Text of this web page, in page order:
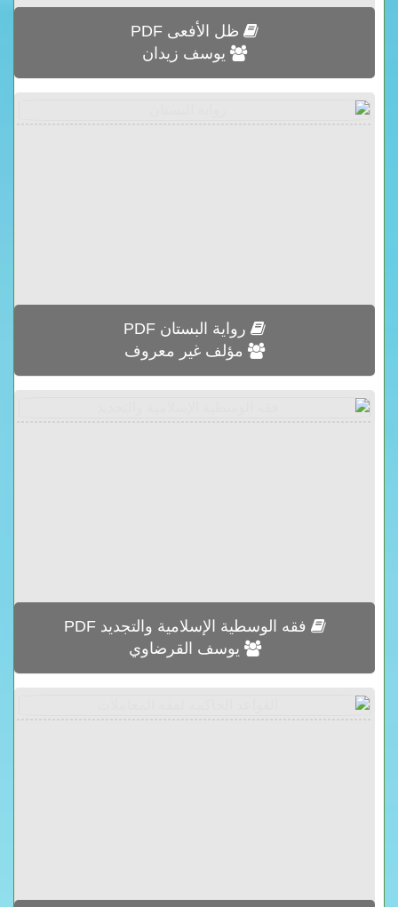
ظل الأفعى PDF
يوسف زيدان
رواية البستان PDF
مؤلف غير معروف
فقه الوسطية الإسلامية والتجديد PDF
يوسف القرضاوي